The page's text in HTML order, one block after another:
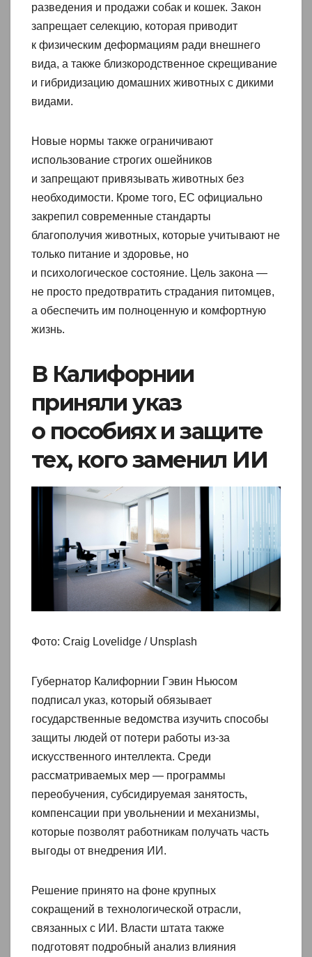
разведения и продажи собак и кошек. Закон
запрещает селекцию, которая приводит
к физическим деформациям ради внешнего
вида, а также близкородственное скрещивание
и гибридизацию домашних животных с дикими
видами.
Новые нормы также ограничивают
использование строгих ошейников
и запрещают привязывать животных без
необходимости. Кроме того, ЕС официально
закрепил современные стандарты
благополучия животных, которые учитывают не
только питание и здоровье, но
и психологическое состояние. Цель закона —
не просто предотвратить страдания питомцев,
а обеспечить им полноценную и комфортную
жизнь.
В Калифорнии
приняли указ
о пособиях и защите
тех, кого заменил ИИ
Фото: Craig Lovelidge / Unsplash
Губернатор Калифорнии Гэвин Ньюсом
подписал указ, который обязывает
государственные ведомства изучить способы
защиты людей от потери работы из-за
искусственного интеллекта. Среди
рассматриваемых мер — программы
переобучения, субсидируемая занятость,
компенсации при увольнении и механизмы,
которые позволят работникам получать часть
выгоды от внедрения ИИ.
Решение принято на фоне крупных
сокращений в технологической отрасли,
связанных с ИИ. Власти штата также
подготовят подробный анализ влияния